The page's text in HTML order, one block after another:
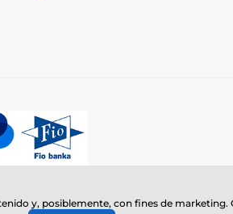
por
y, posiblemente, con fines de